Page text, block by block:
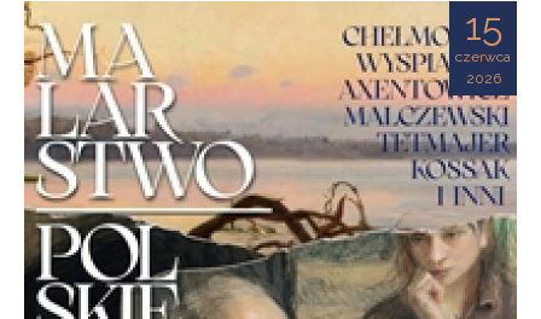
15
czerwca
2026